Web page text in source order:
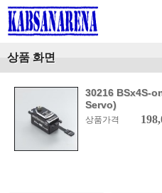
상품 화면
30216 BSx4S-
Servo)
상품가격